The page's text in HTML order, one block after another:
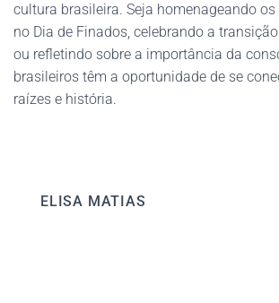
cultura brasileira. Seja homenageando
no Dia de Finados, celebrando a
ou refletindo sobre a importância da
brasileiros têm a oportunidade de se
raízes e história.
ELISA MATIAS